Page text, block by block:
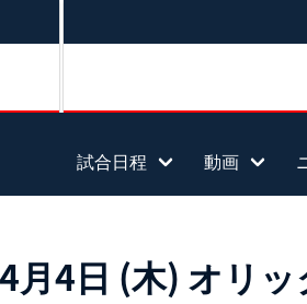
試合日程 動画
月4日 (木) オリ